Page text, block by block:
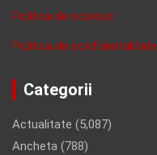
Politica de cookies
Politica de confidentalitate
Categorii
Actualitate (5,087)
Ancheta (788)